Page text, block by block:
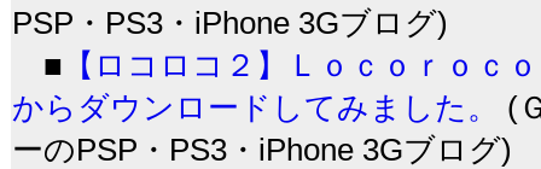
PSP・PS3・iPhone 3Gブログ)
■ 【ロコロコ２】Ｌｏｃｏｒｏ
からダウンロードしてみました。
(
ーのPSP・PS3・iPhone 3Gブログ)